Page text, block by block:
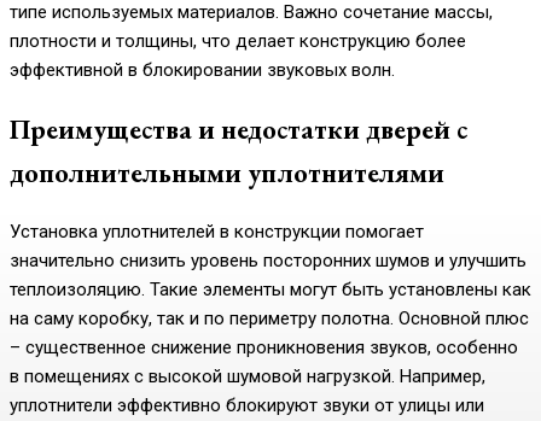
типе используемых материалов. Важно сочетание массы,
плотности и толщины, что делает конструкцию более
эффективной в блокировании звуковых волн.
Преимущества и недостатки дверей с
дополнительными уплотнителями
Установка уплотнителей в конструкции помогает
значительно снизить уровень посторонних шумов и улучшить
теплоизоляцию. Такие элементы могут быть установлены как
на саму коробку, так и по периметру полотна. Основной плюс
– существенное снижение проникновения звуков, особенно
в помещениях с высокой шумовой нагрузкой. Например,
уплотнители эффективно блокируют звуки от улицы или